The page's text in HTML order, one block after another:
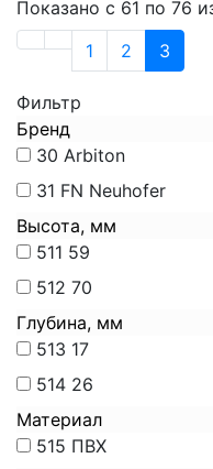
Фильтр
Бренд
30 Arbiton
31 FN Neuhofer
Высота, мм
511 59
512 70
Глубина, мм
513 17
514 26
Материал
515 ПВХ
Показано с 61 по 76
1
2 3